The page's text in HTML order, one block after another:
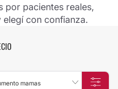
por pacientes reales,
con confianza.
mamas